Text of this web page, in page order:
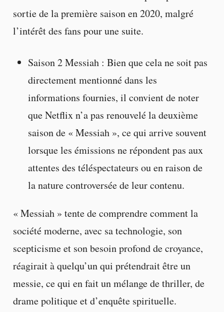
sortie de la première saison en 2020, malgré
l’intérêt des fans pour une suite.
Saison 2 Messiah : Bien que cela ne soit pas
directement mentionné dans les
informations fournies, il convient de noter
que Netflix n’a pas renouvelé la deuxième
saison de « Messiah », ce qui arrive souvent
lorsque les émissions ne répondent pas aux
attentes des téléspectateurs ou en raison de
la nature controversée de leur contenu.
« Messiah » tente de comprendre comment la
société moderne, avec sa technologie, son
scepticisme et son besoin profond de croyance,
réagirait à quelqu’un qui prétendrait être un
messie, ce qui en fait un mélange de thriller, de
drame politique et d’enquête spirituelle.